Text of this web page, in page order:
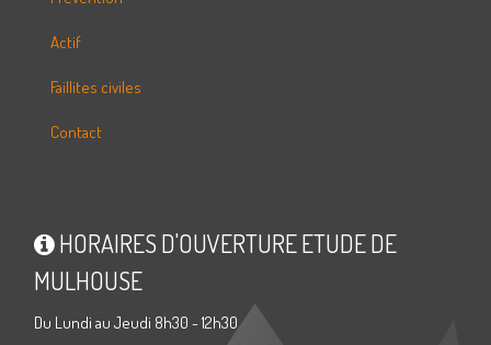
Actif
Faillites civiles
Contact
HORAIRES D'OUVERTURE ETUDE DE
MULHOUSE
Du Lundi au Jeudi 8h30 - 12h30